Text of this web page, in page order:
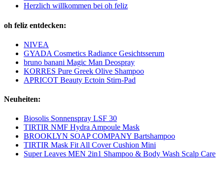
Herzlich willkommen bei oh feliz
oh feliz entdecken:
NIVEA
GYADA Cosmetics Radiance Gesichtsserum
bruno banani Magic Man Deospray
KORRES Pure Greek Olive Shampoo
APRICOT Beauty Ectoin Stirn‑Pad
Neuheiten:
Biosolis Sonnenspray LSF 30
TIRTIR NMF Hydra Ampoule Mask
BROOKLYN SOAP COMPANY Bartshampoo
TIRTIR Mask Fit All Cover Cushion Mini
Super Leaves MEN 2in1 Shampoo & Body Wash Scalp Care